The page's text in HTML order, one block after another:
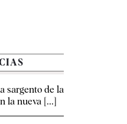
sargento de la
la nueva [...]